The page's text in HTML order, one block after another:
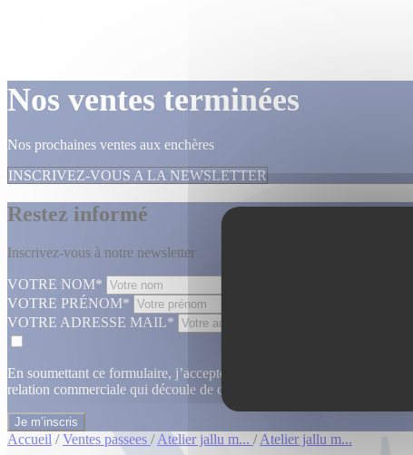
Nos ventes terminées
Nos prochaines ventes aux enchères
INSCRIVEZ-VOUS A LA NEWSLETTER
Restez informé
Inscrivez-vous à notre newsletter
VOTRE NOM*
VOTRE PRÉNOM*
VOTRE ADRESSE MAIL*
En soumettant ce formulaire, j’accepte que les informations saisies
relation commerciale qui découle de cette demande.
Accueil / Ventes passees / Atelier jallu m... / Atelier jallu m...